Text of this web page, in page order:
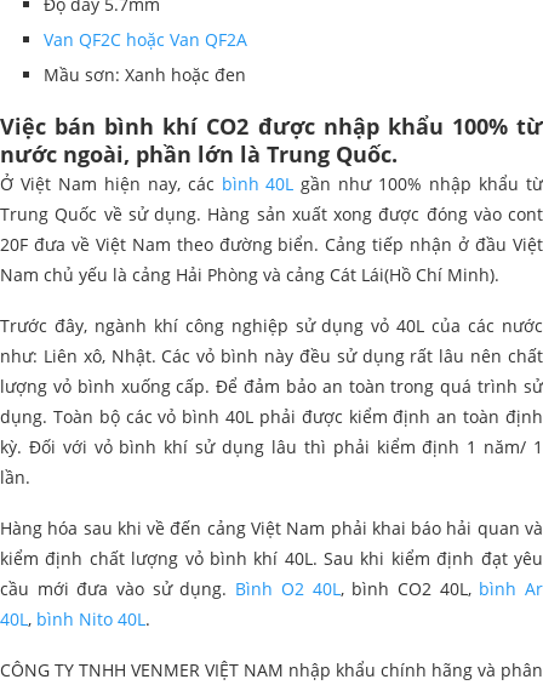
Van QF2C hoặc Van QF2A
Mầu sơn: Xanh hoặc đen
Việc bán bình khí CO2 được nhập khẩu 100% từ
nước ngoài, phần lớn là Trung Quốc.
Ở Việt Nam hiện nay, các bình 40L gần như 100% nhập khẩu từ
Trung Quốc về sử dụng. Hàng sản xuất xong được đóng vào cont
20F đưa về Việt Nam theo đường biển. Cảng tiếp nhận ở đầu Việt
Nam chủ yếu là cảng Hải Phòng và cảng Cát Lái(Hồ Chí Minh).
Trước đây, ngành khí công nghiệp sử dụng vỏ 40L của các nước
như: Liên xô, Nhật. Các vỏ bình này đều sử dụng rất lâu nên chất
lượng vỏ bình xuống cấp. Để đảm bảo an toàn trong quá trình sử
dụng. Toàn bộ các vỏ bình 40L phải được kiểm định an toàn định
kỳ. Đối với vỏ bình khí sử dụng lâu thì phải kiểm định 1 năm/ 1
lần.
Hàng hóa sau khi về đến cảng Việt Nam phải khai báo hải quan và
kiểm định chất lượng vỏ bình khí 40L. Sau khi kiểm định đạt yêu
cầu mới đưa vào sử dụng. Bình O2 40L, bình CO2 40L, bình Ar
40L, bình Nito 40L.
CÔNG TY TNHH VENMER VIỆT NAM nhập khẩu chính hãng và phân